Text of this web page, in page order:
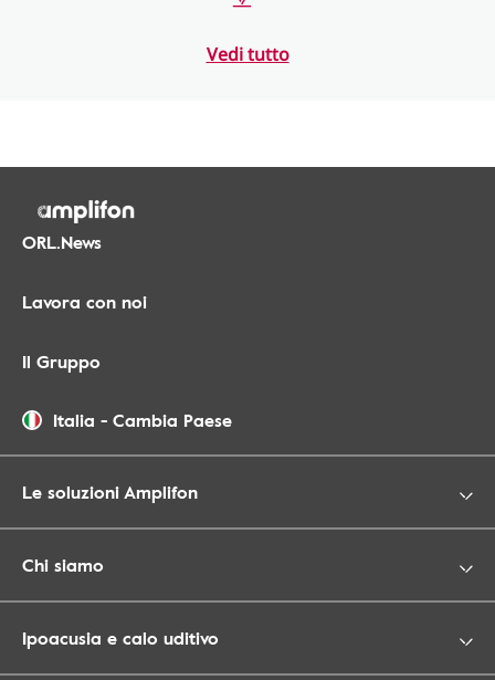
Vedi tutto
ORL.News
Lavora con noi
Il Gruppo
Italia - Cambia Paese
Le soluzioni Amplifon
Chi siamo
Ipoacusia e calo uditivo